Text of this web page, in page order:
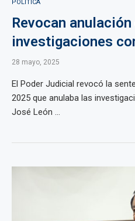
POLÍTICA
Revocan anulación
investigaciones
28 mayo, 2025
El Poder Judicial revocó la
2025 que anulaba las
José León ...